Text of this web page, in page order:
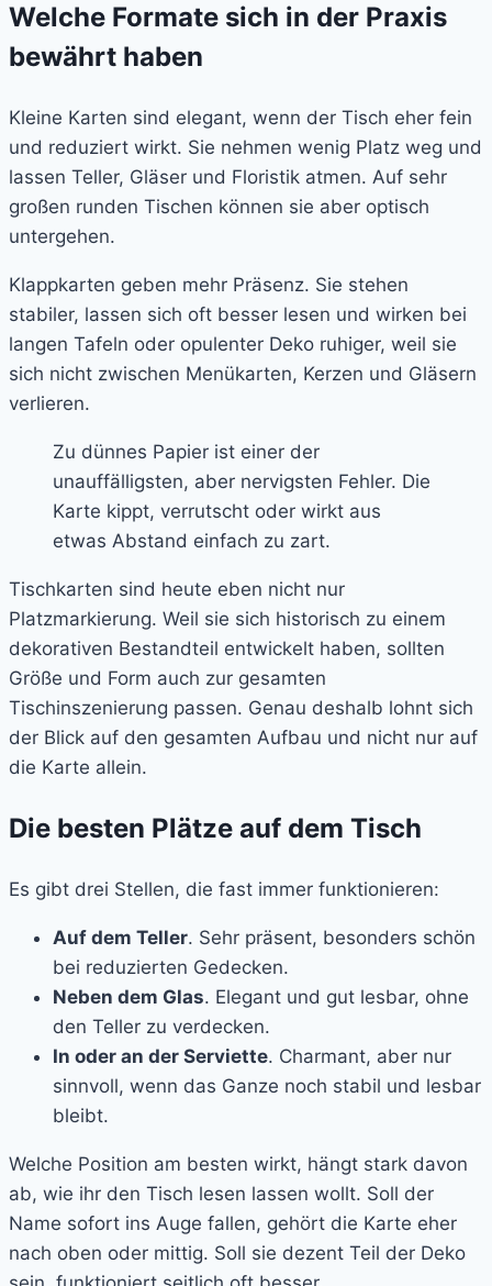
Welche Formate sich in der Praxis
bewährt haben
Kleine Karten sind elegant, wenn der Tisch eher fein
und reduziert wirkt. Sie nehmen wenig Platz weg und
lassen Teller, Gläser und Floristik atmen. Auf sehr
großen runden Tischen können sie aber optisch
untergehen.
Klappkarten geben mehr Präsenz. Sie stehen
stabiler, lassen sich oft besser lesen und wirken bei
langen Tafeln oder opulenter Deko ruhiger, weil sie
sich nicht zwischen Menükarten, Kerzen und Gläsern
verlieren.
Zu dünnes Papier ist einer der
unauffälligsten, aber nervigsten Fehler. Die
Karte kippt, verrutscht oder wirkt aus
etwas Abstand einfach zu zart.
Tischkarten sind heute eben nicht nur
Platzmarkierung. Weil sie sich historisch zu einem
dekorativen Bestandteil entwickelt haben, sollten
Größe und Form auch zur gesamten
Tischinszenierung passen. Genau deshalb lohnt sich
der Blick auf den gesamten Aufbau und nicht nur auf
die Karte allein.
Die besten Plätze auf dem Tisch
Es gibt drei Stellen, die fast immer funktionieren:
Auf dem Teller. Sehr präsent, besonders schön
bei reduzierten Gedecken.
Neben dem Glas. Elegant und gut lesbar, ohne
den Teller zu verdecken.
In oder an der Serviette. Charmant, aber nur
sinnvoll, wenn das Ganze noch stabil und lesbar
bleibt.
Welche Position am besten wirkt, hängt stark davon
ab, wie ihr den Tisch lesen lassen wollt. Soll der
Name sofort ins Auge fallen, gehört die Karte eher
nach oben oder mittig. Soll sie dezent Teil der Deko